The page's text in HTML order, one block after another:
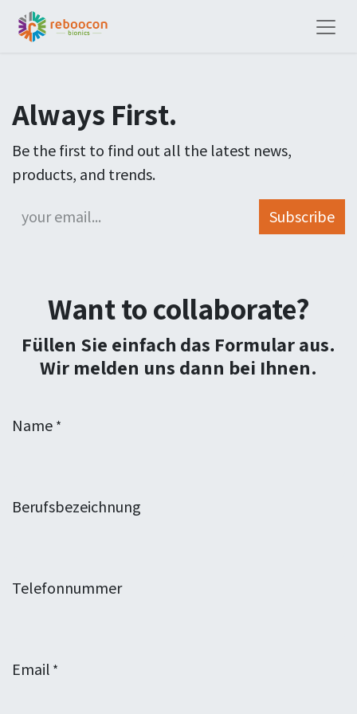
Always First.
Be the first to find out all the latest news,
products, and trends.
Subscribe
Want to collaborate?
Füllen Sie einfach das Formular aus.
Wir melden uns dann bei Ihnen.
Name *
Berufsbezeichnung
Telefonnummer
Email *